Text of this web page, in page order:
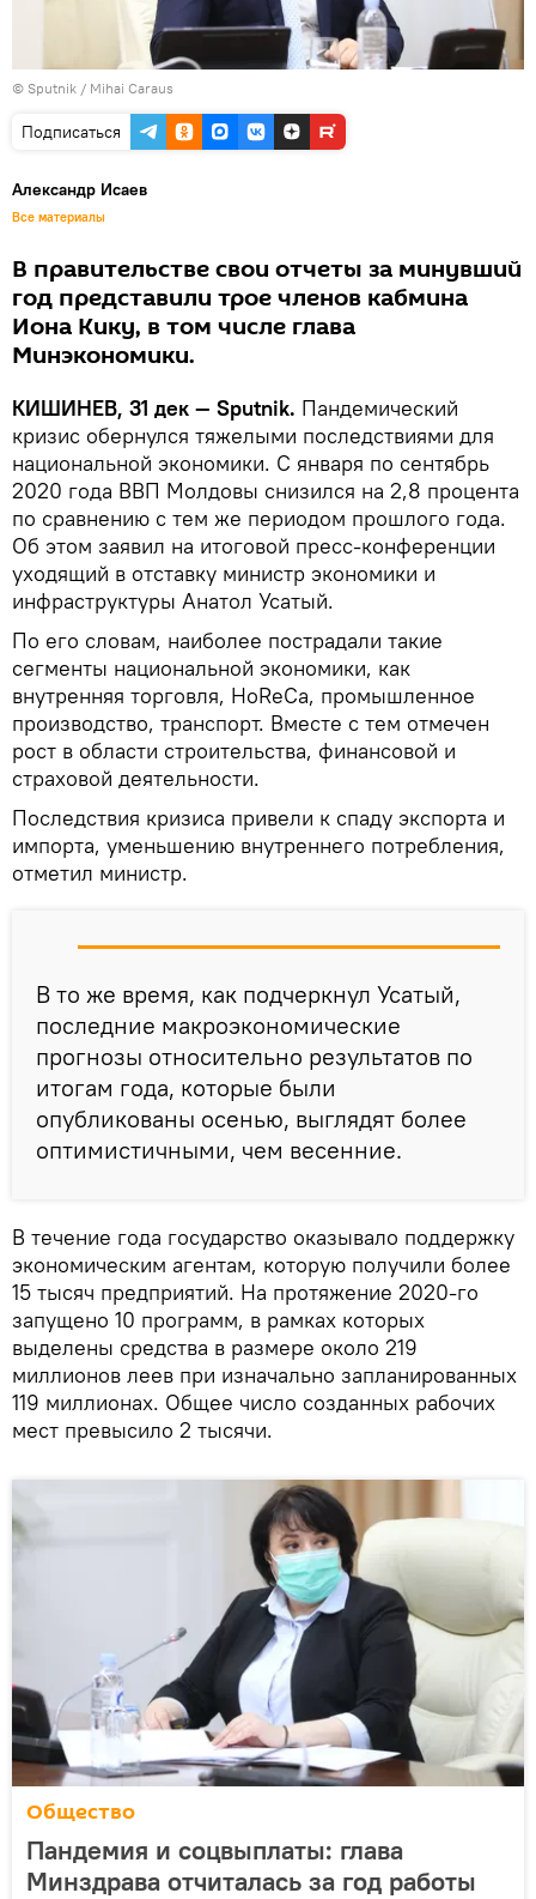
© Sputnik / Mihai Caraus
Подписаться
Александр Исаев
Все материалы
В правительстве свои отчеты за минувший
год представили трое членов кабмина
Иона Кику, в том числе глава
Минэкономики.
КИШИНЕВ, 31 дек — Sputnik. Пандемический
кризис обернулся тяжелыми последствиями для
национальной экономики. С января по сентябрь
2020 года ВВП Молдовы снизился на 2,8 процента
по сравнению с тем же периодом прошлого года.
Об этом заявил на итоговой пресс-конференции
уходящий в отставку министр экономики и
инфраструктуры Анатол Усатый.
По его словам, наиболее пострадали такие
сегменты национальной экономики, как
внутренняя торговля, HoReCa, промышленное
производство, транспорт. Вместе с тем отмечен
рост в области строительства, финансовой и
страховой деятельности.
Последствия кризиса привели к спаду экспорта и
импорта, уменьшению внутреннего потребления,
отметил министр.
В то же время, как подчеркнул Усатый,
последние макроэкономические
прогнозы относительно результатов по
итогам года, которые были
опубликованы осенью, выглядят более
оптимистичными, чем весенние.
В течение года государство оказывало поддержку
экономическим агентам, которую получили более
15 тысяч предприятий. На протяжение 2020-го
запущено 10 программ, в рамках которых
выделены средства в размере около 219
миллионов леев при изначально запланированных
119 миллионах. Общее число созданных рабочих
мест превысило 2 тысячи.
Общество
Пандемия и соцвыплаты: глава
Минздрава отчиталась за год работы